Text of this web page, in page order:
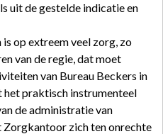
uit de gestelde indicatie en
op extreem veel zorg, zo
van de regie, dat moet
van Bureau Beckers in
het praktisch instrumenteel
de administratie van
zich ten onrechte